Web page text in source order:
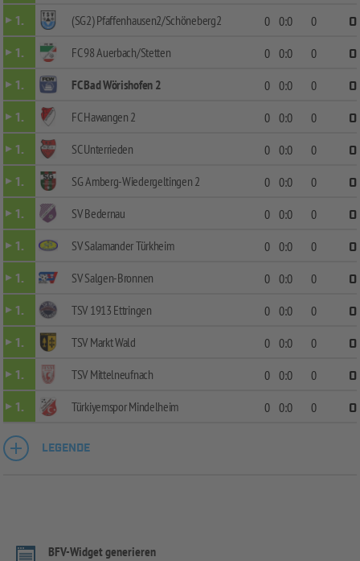
1.
(SG2) Pfaffenhausen2/Schöneberg2 0 0:0 0
0
1.
FC 98 Auerbach/Stetten 0 0:0 0
0
1.
FC Bad Wörishofen 2 0 0:0 0
0
1.
FC Hawangen 2 0 0:0 0
0
1.
SC Unterrieden 0 0:0 0
0
1.
SG Amberg-Wiedergeltingen 2 0 0:0 0
0
1.
SV Bedernau 0 0:0 0
0
1.
SV Salamander Türkheim 0 0:0 0
0
1.
SV Salgen-Bronnen 0 0:0 0
0
1.
TSV 1913 Ettringen 0 0:0 0
0
1.
TSV Markt Wald 0 0:0 0
0
1.
TSV Mittelneufnach 0 0:0 0
0
1.
Türkiyemspor Mindelheim 0 0:0 0 0
LEGENDE
BFV-Widget generieren